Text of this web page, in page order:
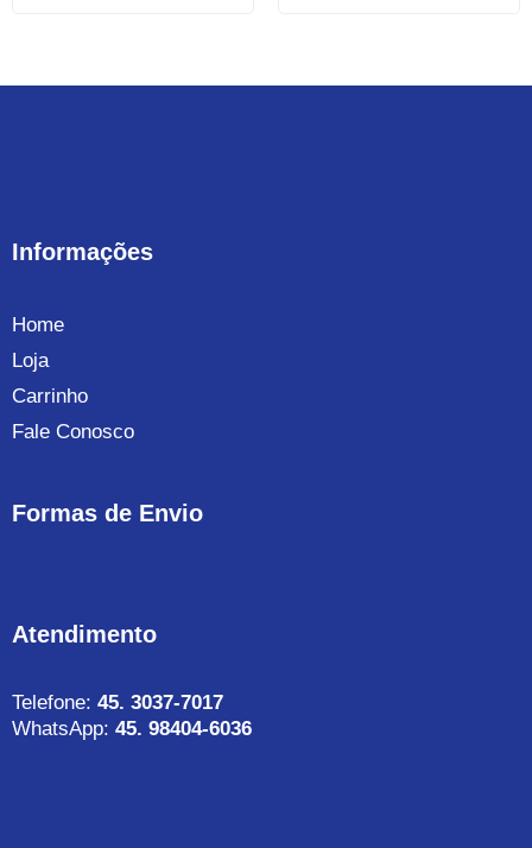
Informações
Home
Loja
Carrinho
Fale Conosco
Formas de Envio
Atendimento
Telefone: 45. 3037-7017
WhatsApp: 45. 98404-6036